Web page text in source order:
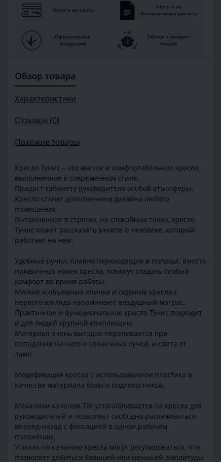
Оплата на карту
Оплата по
безналичному расчету
Официальная
продукция
Обмен и возврат
товара
Обзор товара
Характеристики
Отзывов (0)
Похожие товары
Кресло Тунис – это мягкое и комфортабельное кресло,
выполненное в современном стиле.
Придаст кабинету руководителя особой атмосферы.
Кресло станет дополнением дизайна любого
помещения.
Выполненное в строгих, но спокойных тонах, кресло
Тунис может рассказать многое о человеке, который
работает на нем.
Удобные ручки, плавно переходящие в полозья, вместо
привычных ножек кресла, помогут создать особый
комфорт во время работы.
Мягкие и объемные спинка и сидение кресла с
первого взгляда напоминают воздушный матрас.
Практичное и функциональное кресло Тунис подходит
и для людей крупной комплекции.
Материал очень выгодно переливается при
попадании на него и солнечных лучей, и света от
ламп.
Модификация кресла с использованием пластика в
качестве материала базы и подлокотников.
Механизм качания Tilt устанавливается на кресла для
руководителей и позволяет свободно раскачиваться
вперед-назад с фиксацией в одном рабочем
положении.
Усилия по качанию кресла могут регулироваться, что
позволяет добиться большей или меньшей амплитуды